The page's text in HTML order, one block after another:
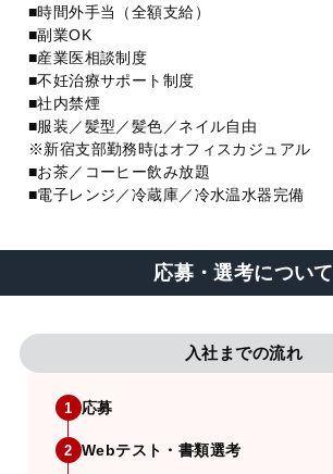
■時間外手当（全額支給）
■副業OK
■産業医相談制度
■不妊治療サポート制度
■社内禁煙
■服装／髪型／髪色／ネイル自由
※新宿支部勤務時はオフィスカジュアル
■お茶／コーヒー飲み放題
■電子レンジ／冷蔵庫／冷水温水器完備
応募・選考について
入社までの流れ
1 応募
2 Webテスト・書類選考